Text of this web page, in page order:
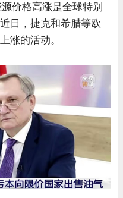
价格高涨是全球特别
日，捷克和希腊等欧
涨的活动。